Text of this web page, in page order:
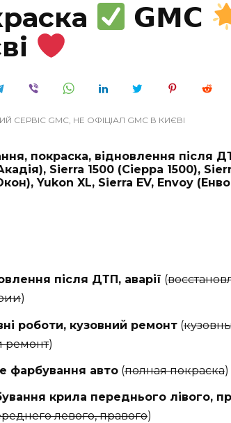
𝗚𝗠𝗖
СЕРВІС GMC, НЕ ОФІЦІАЛ GMC В КИЄВІ
покраска, відновлення після
Sierra 1500 (Сіерра 1500),
Yukon XL, Sierra EV, Envoy
після ДТП, аварії (
)
роботи, кузовний ремонт(
ремонт)
фарбування авто(полная покраска)
крила переднього лівого,
левого, правого)